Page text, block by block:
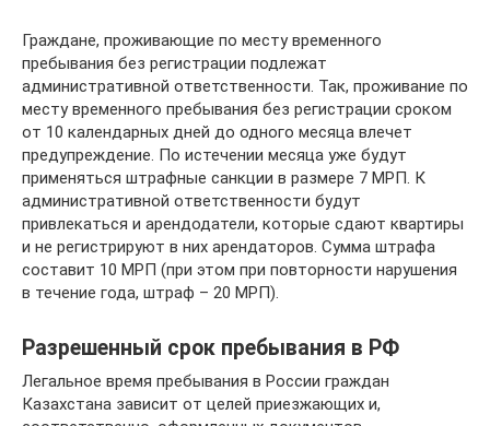
Граждане, проживающие по месту временного
пребывания без регистрации подлежат
административной ответственности. Так, проживание по
месту временного пребывания без регистрации сроком
от 10 календарных дней до одного месяца влечет
предупреждение. По истечении месяца уже будут
применяться штрафные санкции в размере 7 МРП. К
административной ответственности будут
привлекаться и арендодатели, которые сдают квартиры
и не регистрируют в них арендаторов. Сумма штрафа
составит 10 МРП (при этом при повторности нарушения
в течение года, штраф – 20 МРП).
Разрешенный срок пребывания в РФ
Легальное время пребывания в России граждан
Казахстана зависит от целей приезжающих и,